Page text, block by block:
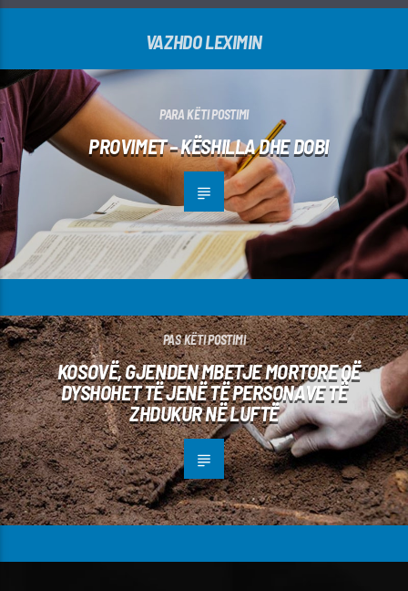
VAZHDO LEXIMIN
PARA KËTI POSTIMI
PROVIMET – KËSHILLA DHE DOBI
PAS KËTI POSTIMI
KOSOVË, GJENDEN MBETJE MORTORE QË
DYSHOHET TË JENË TË PERSONAVE TË
ZHDUKUR NË LUFTË